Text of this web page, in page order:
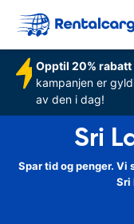
Opptil 20%
kampanjen er
av den i dag!
Sri
Spar tid og penger.
Sri